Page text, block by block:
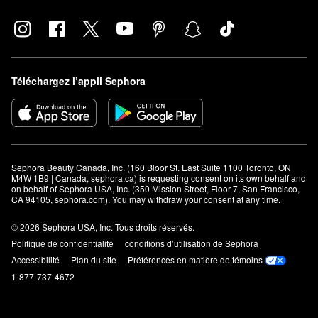
Téléchargez l’appli Sephora
Sephora Beauty Canada, Inc. (160 Bloor St. East Suite 1100 Toronto, ON
M4W 1B9 | Canada, sephora.ca) is requesting consent on its own behalf and
on behalf of Sephora USA, Inc. (350 Mission Street, Floor 7, San Francisco,
CA 94105, sephora.com). You may withdraw your consent at any time.
© 2026 Sephora USA, Inc. Tous droits réservés.
Politique de confidentialité
conditions d’utilisation de Sephora
Accessibilité
Plan du site
Préférences en matière de témoins
1-877-737-4672